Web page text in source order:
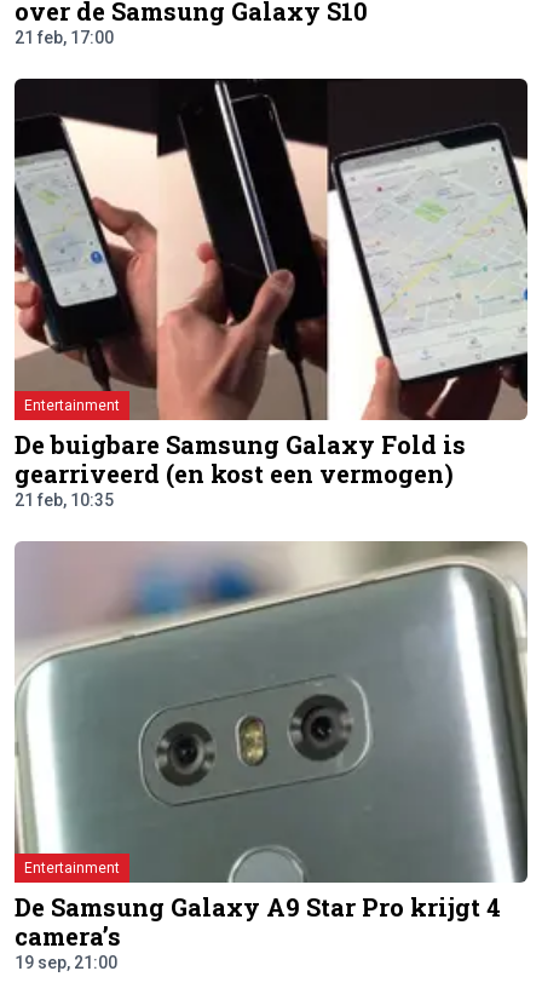
over de Samsung Galaxy S10
21 feb, 17:00
Entertainment
De buigbare Samsung Galaxy Fold is
gearriveerd (en kost een vermogen)
21 feb, 10:35
Entertainment
De Samsung Galaxy A9 Star Pro krijgt 4
camera’s
19 sep, 21:00